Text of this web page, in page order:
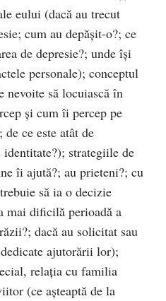
eului (dacă au trecut
cum au depășit-o?; ce
de depresie?; unde își
personale); conceptul
nevoite să locuiască în
și cum îi percep pe
ce este atât de
strategiile de
îi ajută?; au prieteni?; cu
să ia o decizie
mai dificilă perioadă a
dacă au solicitat sau
ajutorării lor);
relația cu familia
(ce așteaptă de la